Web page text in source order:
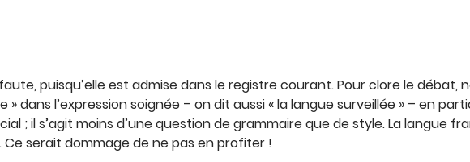
puisqu’elle est admise dans le registre courant. Pour clore le débat,
dans l’expression soignée – on dit aussi « la langue surveillée » – en
; il s’agit moins d’une question de grammaire que de style. La langue
serait dommage de ne pas en profiter !